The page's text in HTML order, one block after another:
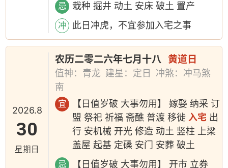
忌 栽种 掘井 动土 安床 破土 置产
冲 此日冲虎，不宜参加入宅之事
2026.8
30
星期日
农历二零二六年七月十八 黄道日
值神：青龙 建星：定日
冲煞：冲马煞
南
宜
【日值岁破 大事勿用】 嫁娶 纳采 订
盟 祭祀 祈福 斋醮 普渡 移徙 入宅 出
行 安机械 开光 修造 动土 竖柱 上梁
盖屋 起基 定磉 安门 安葬 破土
忌
【日值岁破 大事勿用】 开市 立券